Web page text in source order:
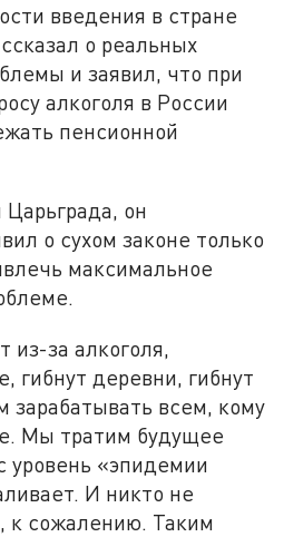
введения в стране
о реальных
и заявил, что при
алкоголя в России
пенсионной
он
о сухом законе только
максимальное
из-за алкоголя,
гибнут деревни, гибнут
всем, кому
Мы тратим будущее
уровень «эпидемии
И никто не
к сожалению. Таким